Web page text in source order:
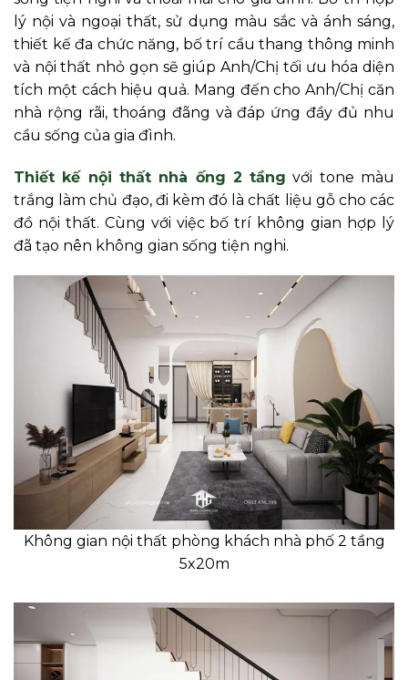
lý nội và ngoại thất, sử dụng màu sắc và ánh sáng,
thiết kế đa chức năng, bố trí cầu thang thông minh
và nội thất nhỏ gọn sẽ giúp Anh/Chị tối ưu hóa diện
tích một cách hiệu quả. Mang đến cho Anh/Chị căn
nhà rộng rãi, thoáng đãng và đáp ứng đầy đủ nhu
cầu sống của gia đình.
Thiết kế nội thất nhà ống 2 tầng với tone màu
trắng làm chủ đạo, đi kèm đó là chất liệu gỗ cho các
đồ nội thất. Cùng với việc bố trí không gian hợp lý
đã tạo nên không gian sống tiện nghi.
Không gian nội thất phòng khách nhà phố 2 tầng
5x20m